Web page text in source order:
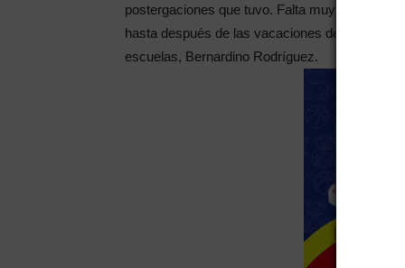
postergaciones que tuvo. Falta muy poco para
hasta después de las vacaciones de invierno”,
escuelas, Bernardino Rodríguez.